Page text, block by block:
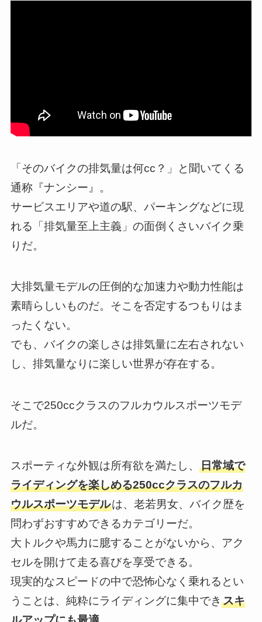
「そのバイクの排気量は何cc？」と聞いてくる
通称『ナンシー』。
サービスエリアや道の駅、パーキングなどに現
れる「排気量至上主義」の面倒くさいバイク乗
りだ。
大排気量モデルの圧倒的な加速力や動力性能は
素晴らしいものだ。そこを否定するつもりはま
ったくない。
でも、バイクの楽しさは排気量に左右されない
し、排気量なりに楽しい世界が存在する。
そこで250ccクラスのフルカウルスポーツモデ
ルだ。
スポーティな外観は所有欲を満たし、 日常域で
ライディングを楽しめる250ccクラスのフルカ
ウルスポーツモデルは、老若男女、バイク歴を
問わずおすすめできるカテゴリーだ。
大トルクや馬力に臆することがないから、アク
セルを開けて走る喜びを享受できる。
現実的なスピードの中で恐怖心なく乗れるとい
うことは、純粋にライディングに集中でき スキ